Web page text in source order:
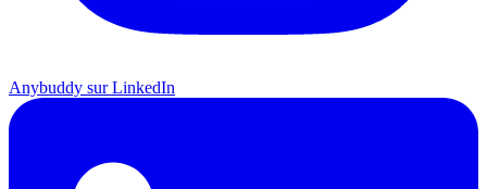
Anybuddy sur LinkedIn